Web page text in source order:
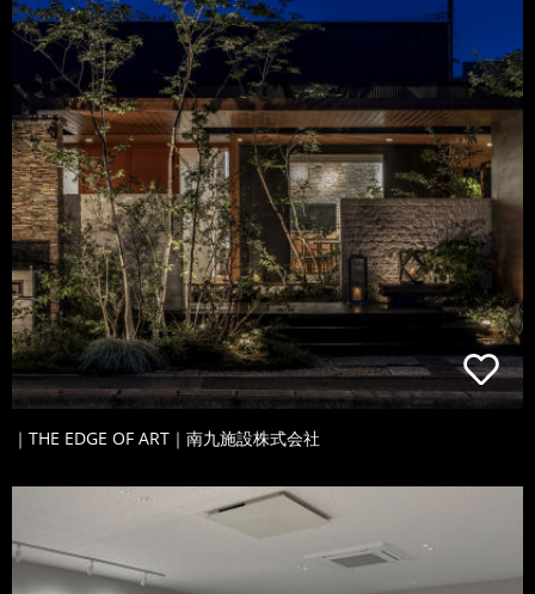
｜THE EDGE OF ART｜南九施設株式会社